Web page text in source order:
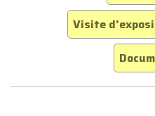
Visite